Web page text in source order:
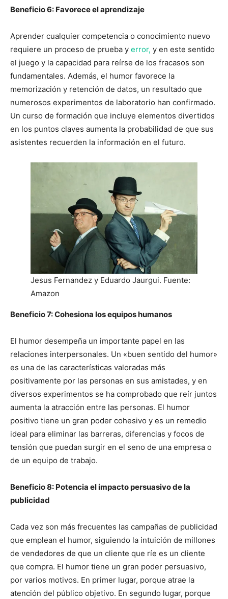
Beneficio 6: Favorece el aprendizaje
Aprender cualquier competencia o conocimiento nuevo
requiere un proceso de prueba y error, y en este sentido
el juego y la capacidad para reírse de los fracasos son
fundamentales. Además, el humor favorece la
memorización y retención de datos, un resultado que
numerosos experimentos de laboratorio han confirmado.
Un curso de formación que incluye elementos divertidos
en los puntos claves aumenta la probabilidad de que sus
asistentes recuerden la información en el futuro.
Jesus Fernandez y Eduardo Jaurgui. Fuente:
Amazon
Beneficio 7: Cohesiona los equipos humanos
El humor desempeña un importante papel en las
relaciones interpersonales. Un «buen sentido del humor»
es una de las características valoradas más
positivamente por las personas en sus amistades, y en
diversos experimentos se ha comprobado que reír juntos
aumenta la atracción entre las personas. El humor
positivo tiene un gran poder cohesivo y es un remedio
ideal para eliminar las barreras, diferencias y focos de
tensión que puedan surgir en el seno de una empresa o
de un equipo de trabajo.
Beneficio 8: Potencia el impacto persuasivo de la
publicidad
Cada vez son más frecuentes las campañas de publicidad
que emplean el humor, siguiendo la intuición de millones
de vendedores de que un cliente que ríe es un cliente
que compra. El humor tiene un gran poder persuasivo,
por varios motivos. En primer lugar, porque atrae la
atención del público objetivo. En segundo lugar, porque